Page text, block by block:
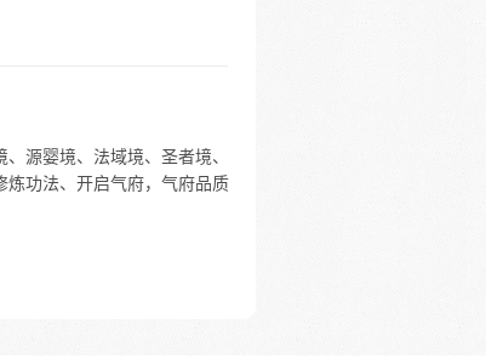
源婴境、法域境、圣者境、
炼功法、开启气府，气府品质